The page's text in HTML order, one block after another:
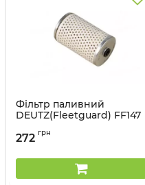
Фільтр паливний
DEUTZ(Fleetguard) FF147
272 грн